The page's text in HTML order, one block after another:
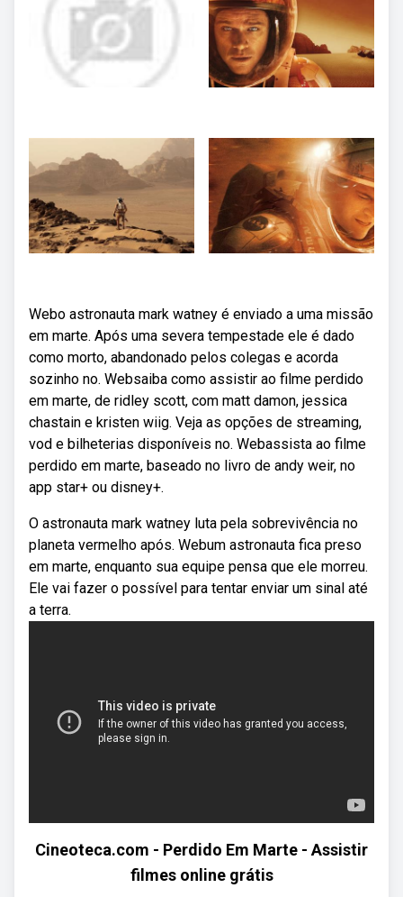
Webo astronauta mark watney é enviado a uma missão
em marte. Após uma severa tempestade ele é dado
como morto, abandonado pelos colegas e acorda
sozinho no. Websaiba como assistir ao filme perdido
em marte, de ridley scott, com matt damon, jessica
chastain e kristen wiig. Veja as opções de streaming,
vod e bilheterias disponíveis no. Webassista ao filme
perdido em marte, baseado no livro de andy weir, no
app star+ ou disney+.
O astronauta mark watney luta pela sobrevivência no
planeta vermelho após. Webum astronauta fica preso
em marte, enquanto sua equipe pensa que ele morreu.
Ele vai fazer o possível para tentar enviar um sinal até
a terra.
Cineoteca.com - Perdido Em Marte - Assistir
filmes online grátis